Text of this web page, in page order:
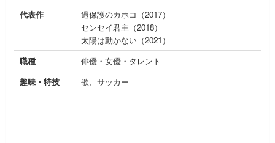
代表作
過保護のカホコ（2017）
センセイ君主（2018）
太陽は動かない（2021）
職種
俳優・女優・タレント
趣味・特技
歌、サッカー